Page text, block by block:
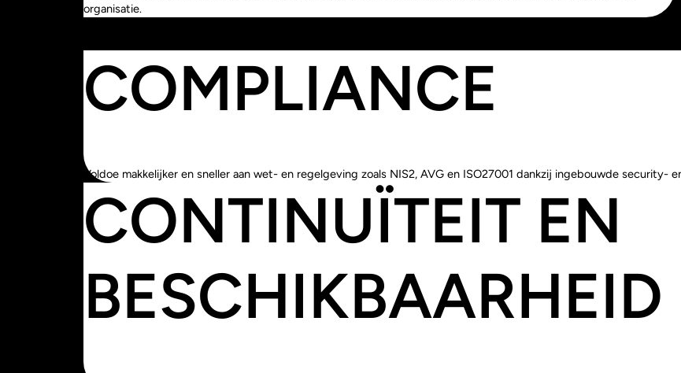
organisatie.
COMPLIANCE
Voldoe makkelijker en sneller aan wet- en regelgeving zoals NIS2, AVG en ISO27001 dankzij ingebouwde security-
CONTINUÏTEIT EN
BESCHIKBAARHEID